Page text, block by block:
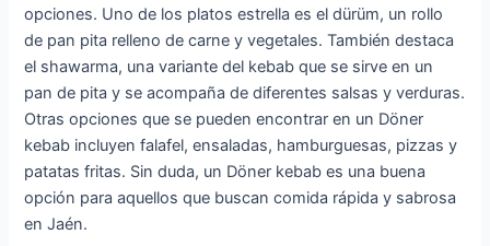
opciones. Uno de los platos estrella es el dürüm, un rollo
de pan pita relleno de carne y vegetales. También destaca
el shawarma, una variante del kebab que se sirve en un
pan de pita y se acompaña de diferentes salsas y verduras.
Otras opciones que se pueden encontrar en un Döner
kebab incluyen falafel, ensaladas, hamburguesas, pizzas y
patatas fritas. Sin duda, un Döner kebab es una buena
opción para aquellos que buscan comida rápida y sabrosa
en Jaén.